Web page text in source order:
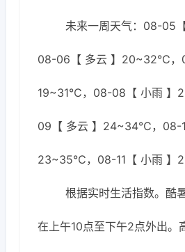
未来一周天气：08-05
08-06【 多云 】20~32℃，
19~31℃，08-08【 小雨
09【 多云 】24~34℃，08-
23~35℃，08-11【 小雨 】
根据实时生活指数。酷
在上午10点至下午2点外出。